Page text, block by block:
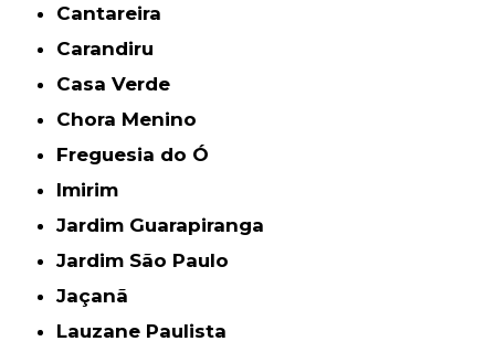
Cantareira
Carandiru
Casa Verde
Chora Menino
Freguesia do Ó
Imirim
Jardim Guarapiranga
Jardim São Paulo
Jaçanã
Lauzane Paulista